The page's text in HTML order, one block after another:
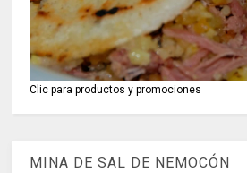
Clic para productos y promociones
MINA DE SAL DE NEMOCÓN